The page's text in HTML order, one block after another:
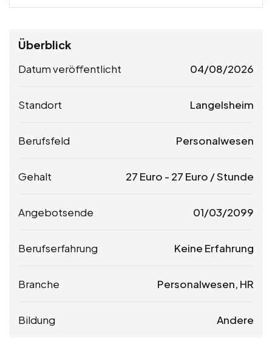
Überblick
Datum veröffentlicht 04/08/2026
Standort Langelsheim
Berufsfeld Personalwesen
Gehalt 27 Euro - 27 Euro / Stunde
Angebotsende 01/03/2099
Berufserfahrung Keine Erfahrung
Branche Personalwesen, HR
Bildung Andere